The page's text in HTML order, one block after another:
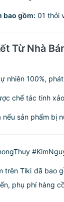
bao gồm: 01 thỏi
Từ Nhà
nhiên 100%,
chế tác tinh
nếu sản phẩm bị
trên Tiki đã bao
phụ phí hàng